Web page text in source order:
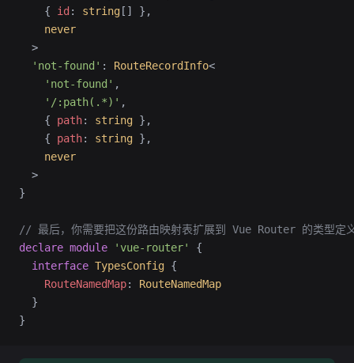
    {
id : string [] },
    never
  >
  'not-found'
: RouteRecordInfo<
    'not-found'
,
    '/:path(.*)'
,
    {
path: string },
    {
path: string },
    never
  >
}
// 最后，你需要把这份路由映射表扩展到 Vue Router 的类型定
declare module 'vue-router'
{
  interface
TypesConfig {
    RouteNamedMap
:
RouteNamedMap
  }
}